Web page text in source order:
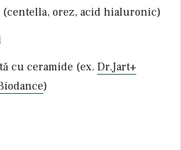
orez, acid hialuronic)
cu ceramide (ex. Dr.Jart+
)